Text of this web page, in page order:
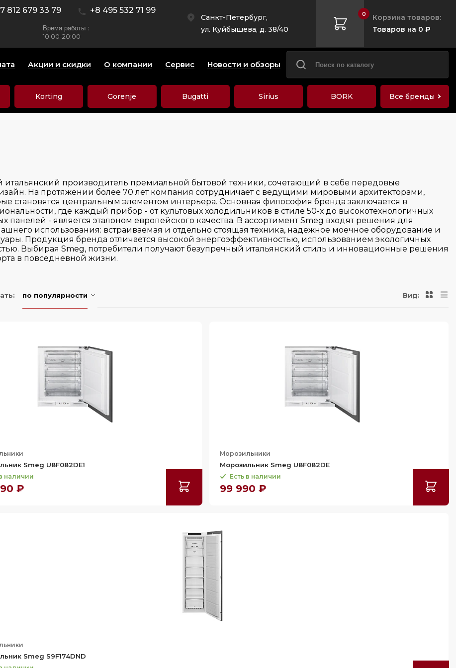
812 679 33 79 +8 495 532 71 99
Время работы :
10:00-20:00
Санкт-Петербург,
ул. Куйбышева, д. 38/40
0
Корзина товаров:
Товаров на 0 ₽
Акции и скидки О компании Сервис Новости и обзоры
Korting Gorenje Bugatti Sirius BORK Все бренды
итальянский производитель премиальной бытовой техники, сочетающий в себе передовые
На протяжении более 70 лет компания сотрудничает с ведущими мировыми архитекторами,
становятся центральным элементом интерьера. Основная философия бренда заключается в
где каждый прибор - от культовых холодильников в стиле 50-х до высокотехнологичных
панелей - является эталоном европейского качества. В ассортимент Smeg входят решения для
использования: встраиваемая и отдельно стоящая техника, надежное моечное оборудование и
Продукция бренда отличается высокой энергоэффективностью, использованием экологичных
Выбирая Smeg, потребители получают безупречный итальянский стиль и инновационные решения
в повседневной жизни.
по популярности Вид:
Smeg U8F082DE1
наличии
₽
Морозильники
Морозильник Smeg U8F082DE
Есть в наличии
99 990 ₽
Smeg S9F174DND